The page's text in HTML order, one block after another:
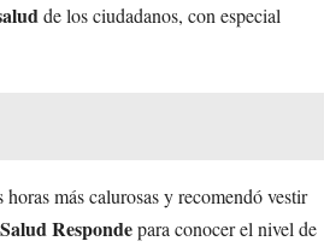
de los ciudadanos, con especial
horas más calurosas y recomendó vestir
Salud Respondepara conocer el nivel de